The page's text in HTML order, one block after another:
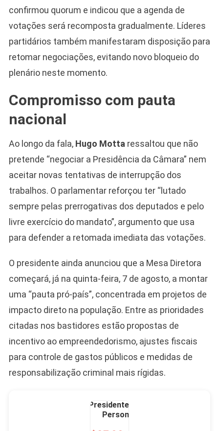
confirmou quorum e indicou que a agenda de
votações será recomposta gradualmente. Líderes
partidários também manifestaram disposição para
retomar negociações, evitando novo bloqueio do
plenário neste momento.
Compromisso com pauta
nacional
Ao longo da fala, Hugo Motta ressaltou que não
pretende “negociar a Presidência da Câmara” nem
aceitar novas tentativas de interrupção dos
trabalhos. O parlamentar reforçou ter “lutado
sempre pelas prerrogativas dos deputados e pelo
livre exercício do mandato”, argumento que usa
para defender a retomada imediata das votações.
O presidente ainda anunciou que a Mesa Diretora
começará, já na quinta-feira, 7 de agosto, a montar
uma “pauta pró-país”, concentrada em projetos de
impacto direto na população. Entre as prioridades
citadas nos bastidores estão propostas de
incentivo ao empreendedorismo, ajustes fiscais
para controle de gastos públicos e medidas de
responsabilização criminal mais rígidas.
Camiseta Camisa
Bolsonaro Presidente
2026 Pátria Brasil 6 X
R$60,00R$99,00 -39%
Ver no MERCADO
LIVRE
Presidente Porcelana
Personalizada